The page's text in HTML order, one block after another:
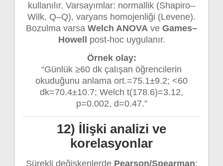
kullanılır. Varsayımlar: normallik (Shapiro–
Wilk, Q–Q), varyans homojenliği (Levene).
Bozulma varsa Welch ANOVA ve Games–
Howell
post-hoc uygulanır.
Örnek olay:
“Günlük ≥60 dk çalışan öğrencilerin
okuduğunu anlama ort.=75.1±9.2; <60
dk=70.4±10.7; Welch t(178.6)=3.12,
p=0.002, d=0.47.”
12) İlişki analizi ve
korelasyonlar
Sürekli değişkenlerde Pearson/Spearman;